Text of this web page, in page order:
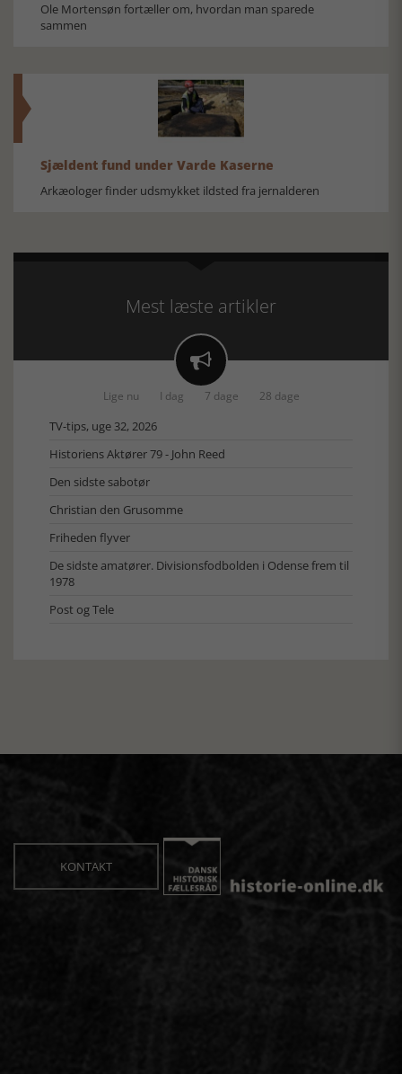
Ole Mortensøn fortæller om, hvordan man sparede
sammen
Sjældent fund under Varde Kaserne
Arkæologer finder udsmykket ildsted fra jernalderen
Mest læste artikler

Lige nu I dag 7 dage 28 dage
TV-tips, uge 32, 2026
Historiens Aktører 79 - John Reed
Den sidste sabotør
Christian den Grusomme
Friheden flyver
De sidste amatører. Divisionsfodbolden i Odense frem til
1978
Post og Tele
KONTAKT